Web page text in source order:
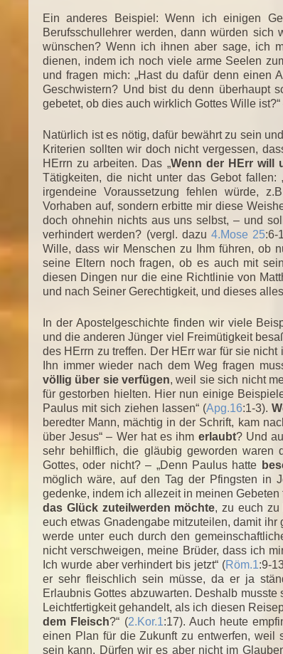
Ein anderes Beispiel: Wenn ich einigen
Berufsschullehrer werden, dann würden
wünschen? Wenn ich ihnen aber sage, ich
dienen, indem ich noch viele arme Seelen
und fragen mich: „Hast du dafür denn einen
Geschwistern? Und bist du denn überhaupt
gebetet, ob dies auch wirklich Gottes Wille
Natürlich ist es nötig, dafür bewährt zu sein
Kriterien sollten wir doch nicht vergessen,
HErrn zu arbeiten. Das „Wenn der HErr will
Tätigkeiten, die nicht unter das Gebot fallen:
irgendeine Voraussetzung fehlen würde,
Vorhaben auf, sondern erbitte mir diese
doch ohnehin nichts aus uns selbst, – und
verhindert werden? (vergl. dazu4.Mose 25:6-
Wille, dass wir Menschen zu Ihm führen, ob
seine Eltern noch fragen, ob es auch mit
diesen Dingen nur die eine Richtlinie von
und nach Seiner Gerechtigkeit, und dieses
In der Apostelgeschichte finden wir viele
und die anderen Jünger viel Freimütigkeit
des HErrn zu treffen. Der HErr war für sie
Ihn immer wieder nach dem Weg fragen
völlig über sie verfügen, weil sie sich nicht
für gestorben hielten. Hier nun einige
Paulus mit sich ziehen lassen“ (Apg.16:1-3).
beredter Mann, mächtig in der Schrift, kam
über Jesus“ – Wer hat es ihm erlaubt? Und
sehr behilflich, die gläubig geworden waren
Gottes, oder nicht? – „Denn Paulus hatte
möglich wäre, auf den Tag der Pfingsten in
gedenke, indem ich allezeit in meinen
das Glück zuteilwerden möchte, zu euch zu
euch etwas Gnadengabe mitzuteilen, damit
werde unter euch durch den
nicht verschweigen, meine Brüder, dass ich
Ich wurde aber verhindert bis jetzt“ (Röm.1:9-
er sehr fleischlich sein müsse, da er ja
Erlaubnis Gottes abzuwarten. Deshalb
Leichtfertigkeit gehandelt, als ich diesen
dem Fleisch?“ (2.Kor.1:17). Auch heute
einen Plan für die Zukunft zu entwerfen, weil
sein kann. Dürfen wir es aber nicht im